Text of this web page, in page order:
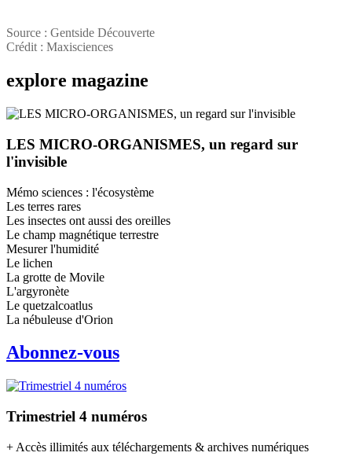
Source : Gentside Découverte
Crédit : Maxisciences
explore magazine
LES MICRO-ORGANISMES, un regard sur
l'invisible
Mémo sciences : l'écosystème
Les terres rares
Les insectes ont aussi des oreilles
Le champ magnétique terrestre
Mesurer l'humidité
Le lichen
La grotte de Movile
L'argyronète
Le quetzalcoatlus
La nébuleuse d'Orion
Abonnez-vous
Trimestriel 4 numéros
+ Accès illimités aux téléchargements & archives numériques